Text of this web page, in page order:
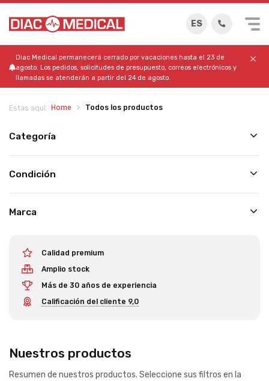
ES
Diac Medical permanecerá cerrado por vacaciones hasta el 23 de
agosto. Los pedidos, solicitudes de presupuesto, correos electrónicos y
llamadas se atenderán a partir del 24 de agosto.
Estás aquí: Home Todos los productos
Categoría
Condición
Marca
Calidad premium
Amplio stock
Más de 30 años de experiencia
Calificación del cliente 9,0
Nuestros productos
Resumen de nuestros productos. Seleccione sus filtros en la